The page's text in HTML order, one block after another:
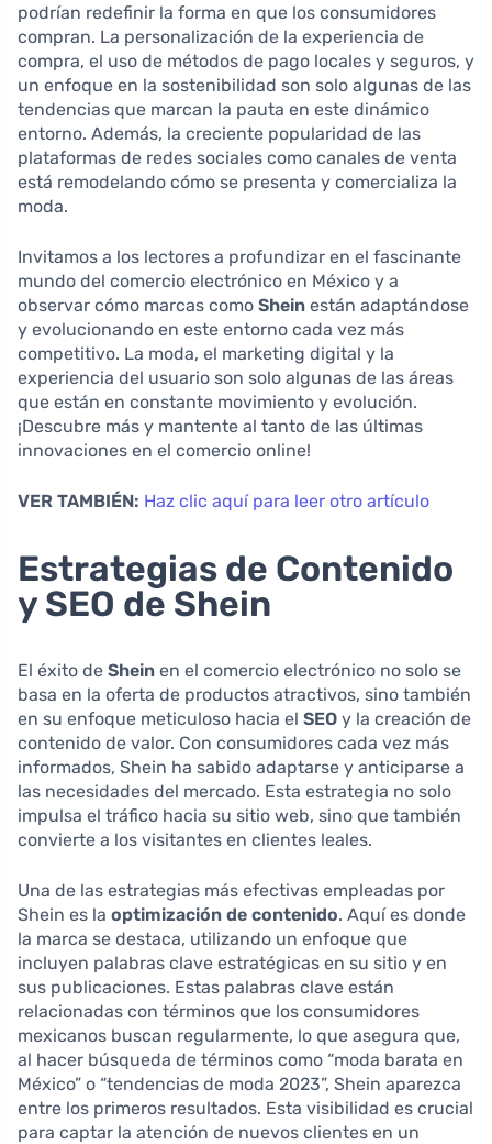
podrían redefinir la forma en que los consumidores
compran. La personalización de la experiencia de
compra, el uso de métodos de pago locales y seguros, y
un enfoque en la sostenibilidad son solo algunas de las
tendencias que marcan la pauta en este dinámico
entorno. Además, la creciente popularidad de las
plataformas de redes sociales como canales de venta
está remodelando cómo se presenta y comercializa la
moda.
Invitamos a los lectores a profundizar en el fascinante
mundo del comercio electrónico en México y a
observar cómo marcas como Shein están adaptándose
y evolucionando en este entorno cada vez más
competitivo. La moda, el marketing digital y la
experiencia del usuario son solo algunas de las áreas
que están en constante movimiento y evolución.
¡Descubre más y mantente al tanto de las últimas
innovaciones en el comercio online!
VER TAMBIÉN: Haz clic aquí para leer otro artículo
Estrategias de Contenido
y SEO de Shein
El éxito de Shein en el comercio electrónico no solo se
basa en la oferta de productos atractivos, sino también
en su enfoque meticuloso hacia el SEO y la creación de
contenido de valor. Con consumidores cada vez más
informados, Shein ha sabido adaptarse y anticiparse a
las necesidades del mercado. Esta estrategia no solo
impulsa el tráfico hacia su sitio web, sino que también
convierte a los visitantes en clientes leales.
Una de las estrategias más efectivas empleadas por
Shein es la optimización de contenido. Aquí es donde
la marca se destaca, utilizando un enfoque que
incluyen palabras clave estratégicas en su sitio y en
sus publicaciones. Estas palabras clave están
relacionadas con términos que los consumidores
mexicanos buscan regularmente, lo que asegura que,
al hacer búsqueda de términos como “moda barata en
México” o “tendencias de moda 2023”, Shein aparezca
entre los primeros resultados. Esta visibilidad es crucial
para captar la atención de nuevos clientes en un